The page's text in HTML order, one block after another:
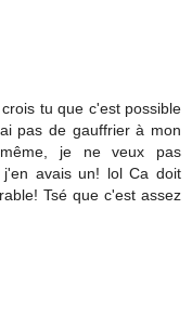
tu que c'est possible
pas de gauffrier à mon
je ne veux pas
avais un! lol Ca doit
Tsé que c'est assez